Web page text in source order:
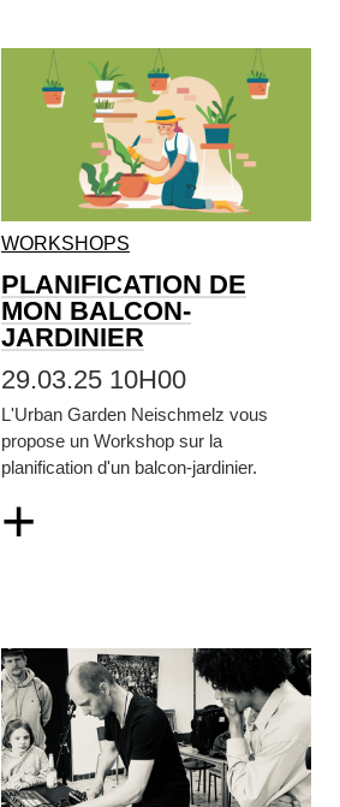
WORKSHOPS
PLANIFICATION DE
MON BALCON-
JARDINIER
29.03.25 10H00
L'Urban Garden Neischmelz vous
propose un Workshop sur la
planification d'un balcon-jardinier.
+